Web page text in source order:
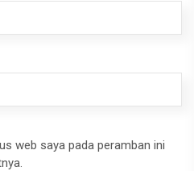
web saya pada peramban ini